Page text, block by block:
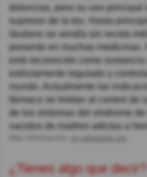
dolencias, pero su uso principal
supresor de la tos. Hasta
láudano se vendía sin receta
presente en muchas medicinas.
está reconocido como sustancia
estrictamente regulado y
mundo. Actualmente las
fármaco se limitan al control de
de los síntomas del síndrome
nacidos de madres adictas a
en.wikipedia.org
¿Tienes algo que decir?